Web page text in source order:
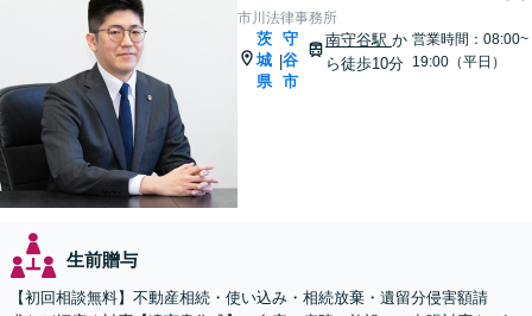
市川法律事務所
茨
城
県
|
守
谷
市
南守谷駅 か
ら徒歩10分
営業時間：08:00~
19:00（平日）
生前贈与
【初回相談無料】不動産相続・使い込み・相続放棄・遺留分侵害額請